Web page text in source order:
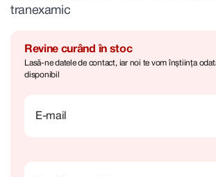
tranexamic
Revine curând în stoc
Lasă-ne datele de contact, iar noi te vom înștiința
disponibil
E-mail